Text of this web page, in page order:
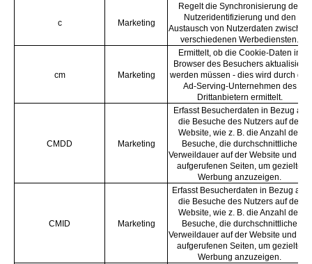
c Marketing
Regelt die Synchronisierung der
Nutzeridentifizierung und den
Austausch von Nutzerdaten zwischen
verschiedenen Werbediensten.
cm Marketing
Ermittelt, ob die Cookie-Daten im
Browser des Besuchers aktualisiert
werden müssen - dies wird durch die
Ad-Serving-Unternehmen des
Drittanbietern ermittelt.
CMDD Marketing
Erfasst Besucherdaten in Bezug auf
die Besuche des Nutzers auf der
Website, wie z. B. die Anzahl der
Besuche, die durchschnittliche
Verweildauer auf der Website und die
aufgerufenen Seiten, um gezielte
Werbung anzuzeigen.
CMID Marketing
Erfasst Besucherdaten in Bezug auf
die Besuche des Nutzers auf der
Website, wie z. B. die Anzahl der
Besuche, die durchschnittliche
Verweildauer auf der Website und die
aufgerufenen Seiten, um gezielte
Werbung anzuzeigen.